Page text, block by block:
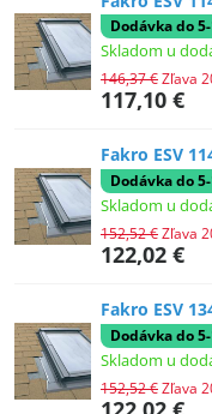
Dodávka do
Skladom u
117,10 €
146,37 €Zľava
Fakro ESV
Dodávka do
Skladom u
122,02 €
152,52 €Zľava
Fakro ESV
Dodávka do
Skladom u
152,52 €Zľava